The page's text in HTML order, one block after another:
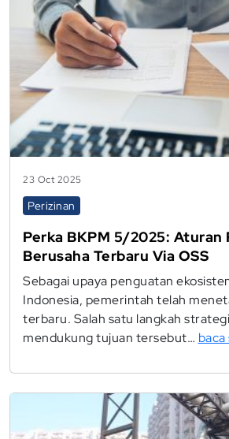
23 Oct 2025
Perizinan
Perka BKPM 5/2025: Aturan
Berusaha Terbaru Via OSS
Sebagai upaya penguatan
Indonesia, pemerintah telah
terbaru. Salah satu langkah
mendukung tujuan tersebut…